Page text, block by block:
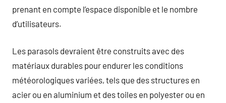
prenant en compte l’espace disponible et le nombre
d’utilisateurs.
Les parasols devraient être construits avec des
matériaux durables pour endurer les conditions
météorologiques variées, tels que des structures en
acier ou en aluminium et des toiles en polyester ou en